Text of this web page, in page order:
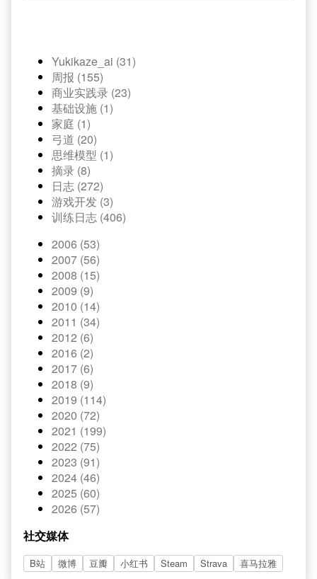
Yukikaze_ai (31)
周报 (155)
商业实践录 (23)
基础设施 (1)
家庭 (1)
弓道 (20)
思维模型 (1)
摘录 (8)
日志 (272)
游戏开发 (3)
训练日志 (406)
2006 (53)
2007 (56)
2008 (15)
2009 (9)
2010 (14)
2011 (34)
2012 (6)
2016 (2)
2017 (6)
2018 (9)
2019 (114)
2020 (72)
2021 (199)
2022 (75)
2023 (91)
2024 (46)
2025 (60)
2026 (57)
社交媒体
B站 微博 豆瓣 小红书 Steam Strava 喜马拉雅